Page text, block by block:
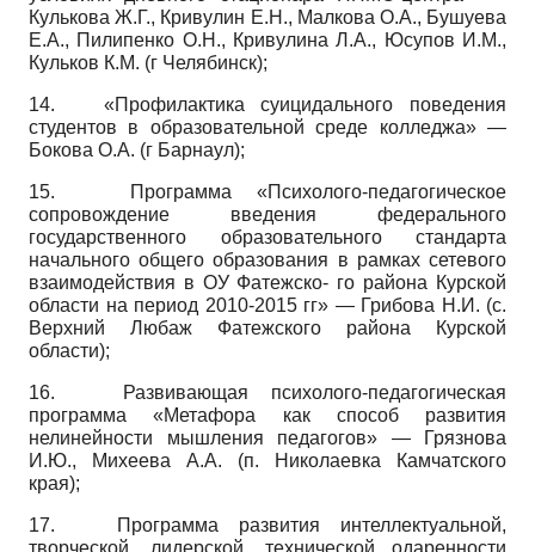
Кулькова Ж.Г., Кривулин Е.Н., Малкова О.А., Бушуева
Е.А., Пилипенко О.Н., Кривулина Л.А., Юсупов И.М.,
Кульков К.М. (г Челябинск);
14. «Профилактика суицидального поведения
студентов в образовательной среде колледжа» —
Бокова О.А. (г Барнаул);
15.
Программа «Психолого-педагогическое
сопровождение введения федерального
государственного образовательного стандарта
начального общего образования в рамках сетевого
взаимодействия в ОУ Фатежско- го района Курской
области на период 2010-2015 гг» — Грибова Н.И. (с.
Верхний Любаж Фатежского района Курской
области);
16.
Развивающая психолого-педагогическая
программа «Метафора как способ развития
нелинейности мышления педагогов» — Грязнова
И.Ю., Михеева А.А. (п. Николаевка Камчатского
края);
17.
Программа развития интеллектуальной,